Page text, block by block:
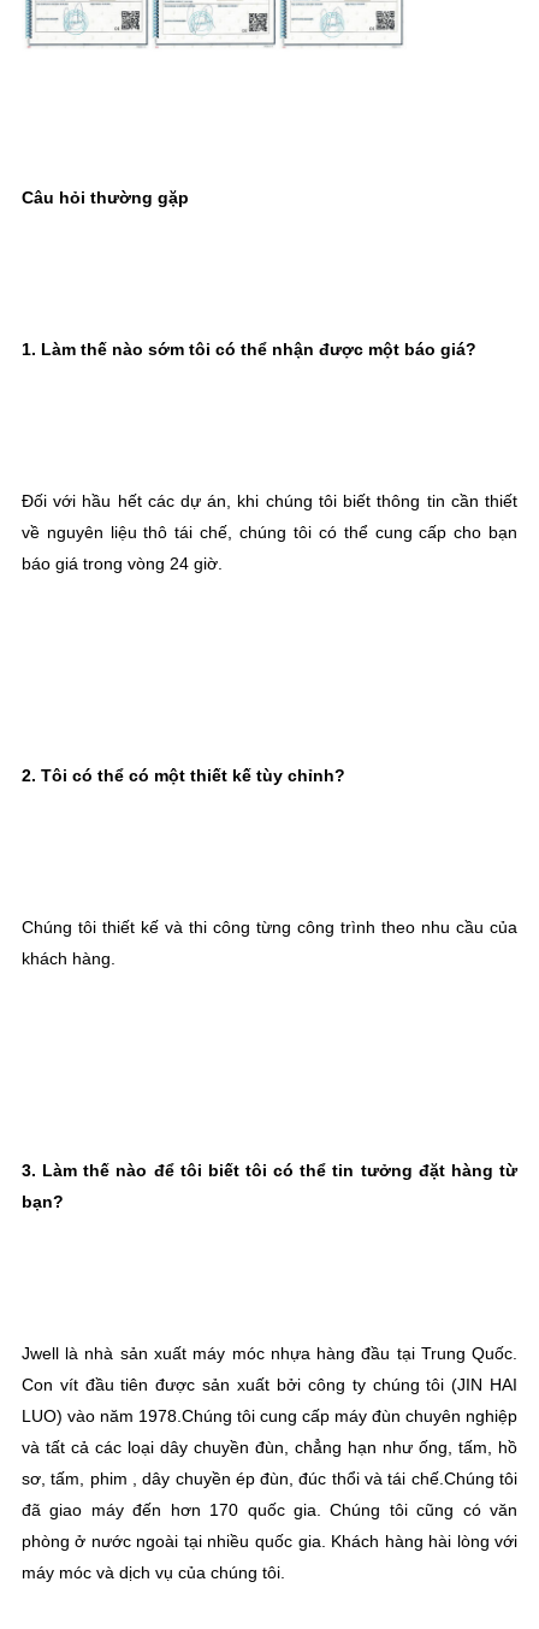
Câu hỏi thường gặp
1. Làm thế nào sớm tôi có thể nhận được một báo giá?
Đối với hầu hết các dự án, khi chúng tôi biết thông tin cần thiết
về nguyên liệu thô tái chế, chúng tôi có thể cung cấp cho bạn
báo giá trong vòng 24 giờ.
2. Tôi có thể có một thiết kế tùy chỉnh?
Chúng tôi thiết kế và thi công từng công trình theo nhu cầu của
khách hàng.
3. Làm thế nào để tôi biết tôi có thể tin tưởng đặt hàng từ
bạn?
Jwell là nhà sản xuất máy móc nhựa hàng đầu tại Trung Quốc.
Con vít đầu tiên được sản xuất bởi công ty chúng tôi (JIN HAI
LUO) vào năm 1978.Chúng tôi cung cấp máy đùn chuyên nghiệp
và tất cả các loại dây chuyền đùn, chẳng hạn như ống, tấm, hồ
sơ, tấm, phim , dây chuyền ép đùn, đúc thổi và tái chế.Chúng tôi
đã giao máy đến hơn 170 quốc gia. Chúng tôi cũng có văn
phòng ở nước ngoài tại nhiều quốc gia. Khách hàng hài lòng với
máy móc và dịch vụ của chúng tôi.